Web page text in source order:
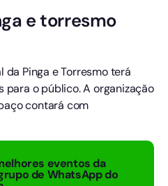
e torresmo
da Pinga e Torresmo terá
para o público. A organização
contará com
eventos da
de WhatsApp do